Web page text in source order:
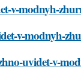
v-modnyh-
v-modnyh-
uvidet-v-